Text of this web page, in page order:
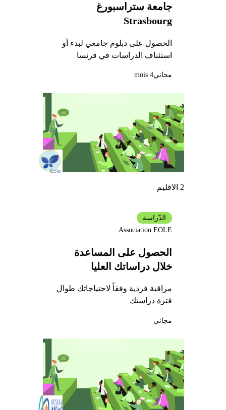
جامعة ستراسبورغ
Strasbourg
الحصول على دبلوم جامعي لبدء أو
استئناف الدراسات في فرنسا
مجاني4 mois
2 الاقليم
الحصول على المساعدة
خلال دراساتك العليا
مراقبة فردية وفقاً لاحتياجاتك طوال
فترة دراستك
الدّراسة
Association EOLE
مجاني